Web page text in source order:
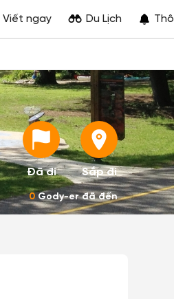
Viết ngay Du Lịch
Đã đi Sắp đi
0 Gody-er đã đến